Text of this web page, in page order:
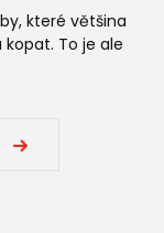
které většina
To je ale